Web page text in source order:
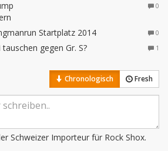
0
Startplatz 2014 0
gegen Gr. S? 1
Chronologisch Fresh
Schweizer Importeur für Rock Shox.